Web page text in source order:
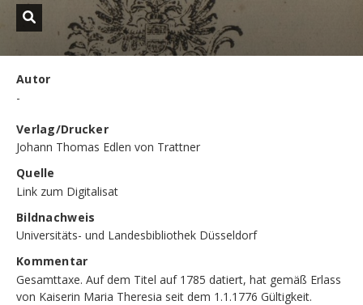
Autor
-
Verlag/Drucker
Johann Thomas Edlen von Trattner
Quelle
Link zum Digitalisat
Bildnachweis
Universitäts- und Landesbibliothek Düsseldorf
Kommentar
Gesamttaxe. Auf dem Titel auf 1785 datiert, hat gemäß Erlass
von Kaiserin Maria Theresia seit dem 1.1.1776 Gültigkeit.